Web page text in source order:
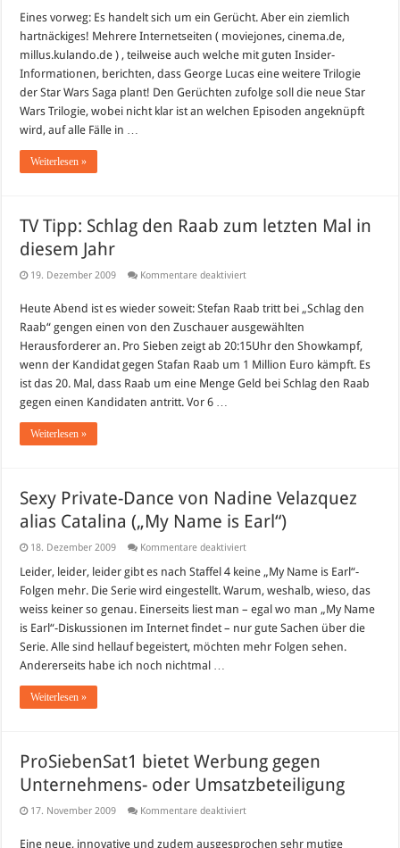
Eines vorweg: Es handelt sich um ein Gerücht. Aber ein ziemlich
hartnäckiges! Mehrere Internetseiten ( moviejones, cinema.de,
millus.kulando.de ) , teilweise auch welche mit guten Insider-
Informationen, berichten, dass George Lucas eine weitere Trilogie
der Star Wars Saga plant! Den Gerüchten zufolge soll die neue Star
Wars Trilogie, wobei nicht klar ist an welchen Episoden angeknüpft
wird, auf alle Fälle in …
Weiterlesen »
TV Tipp: Schlag den Raab zum letzten Mal in
diesem Jahr
19. Dezember 2009 Kommentare deaktiviertfür
Schlag
Raab
zum
Mal
in
diesem
Heute Abend ist es wieder soweit: Stefan Raab tritt bei „Schlag den
Raab“ gengen einen von den Zuschauer ausgewählten
Herausforderer an. Pro Sieben zeigt ab 20:15Uhr den Showkampf,
wenn der Kandidat gegen Stafan Raab um 1 Million Euro kämpft. Es
ist das 20. Mal, dass Raab um eine Menge Geld bei Schlag den Raab
gegen einen Kandidaten antritt. Vor 6 …
Weiterlesen »
Sexy Private-Dance von Nadine Velazquez
alias Catalina („My Name is Earl“)
18. Dezember 2009 Kommentare deaktiviertfür
Private-
Dance
von
Nadine
Velazquez
alias
Catalina
(„My
Leider, leider, leider gibt es nach Staffel 4 keine „My Name is Earl“-
Folgen mehr. Die Serie wird eingestellt. Warum, weshalb, wieso, das
weiss keiner so genau. Einerseits liest man – egal wo man „My Name
is Earl“-Diskussionen im Internet findet – nur gute Sachen über die
Serie. Alle sind hellauf begeistert, möchten mehr Folgen sehen.
Andererseits habe ich noch nichtmal …
Weiterlesen »
ProSiebenSat1 bietet Werbung gegen
Unternehmens- oder Umsatzbeteiligung
17. November 2009 Kommentare deaktiviertfür
Werbung
Eine neue, innovative und zudem ausgesprochen sehr mutige